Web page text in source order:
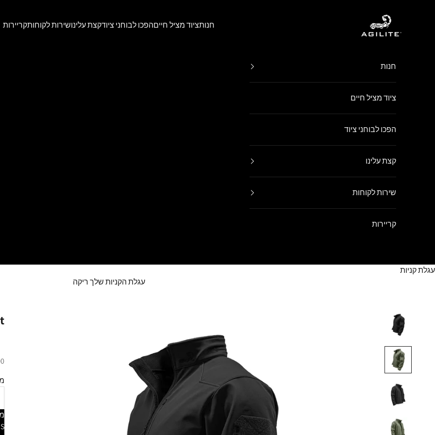
Agilite Israel
חנותציוד מציל חייםהפכו לבוחני ציודקצת עלינושירות לקוחותקריירות
חנות
ציוד מציל חיים
הפכו לבוחני ציוד
קצת עלינו
שירות לקוחות
קריירות
עגלת קניות
עגלת הקניות שלך ריקה
S